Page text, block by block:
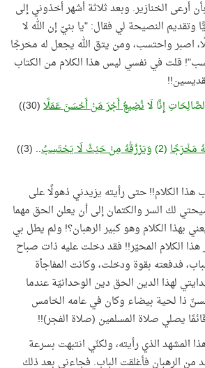
أرعى الخنازير. وبعد ثلاثة أشهر أخذوني إلى
وتقديم النصيحة لي فقال: "يا بنيّ إن الله لا
اصبر واحتسب، ومن يتق الله يجعل له مخرجًا
قلت في نفسي ليس هذا الكلام من الكتاب
إِنَّا لَانُضِيعُ أَجْرَ مَنْ أَحْسَنَ عَمَلًا
(30))
مَخْرَجًا(2) وَيَرْزُقْهُ مِنْ حَيْثُ لَا يَحْتَسِبُ
.. (3))
الكلام!! حتى رأيته يزيدني ذهولًا على
لك السر والكتمان إلى أن يعلن الحق مهما
بهذا الكلام وهو كبير الرهبان؟! ولم يطل بي
الكلام المحيّر!! فقد دخلت عليه ذات صباح
فدفعته بقوة ودخلت، وكانت المفاجأة
لهذا الدين الحق دين الوحدانيّة عندما
ذا لحية بيضاء وكان في عامه الخامس
قائمًا يصلي صلاة المسلمين (صلاة الفجر)!!
المشهد الذي رأيته، ولكنّي انتبهت بسرعة
الرهبان فأغلقت الباب. فجاءني بعد ذلك